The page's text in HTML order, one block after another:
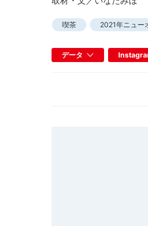
喫茶 2021年ニュー
データ